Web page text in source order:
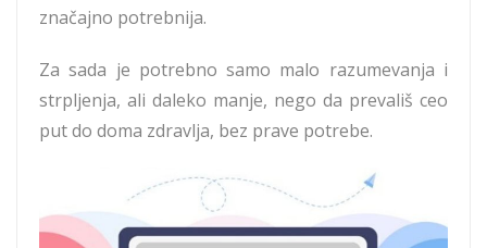
značajno potrebnija.
Za sada je potrebno samo malo razumevanja i
strpljenja, ali daleko manje, nego da prevališ ceo
put do doma zdravlja, bez prave potrebe.